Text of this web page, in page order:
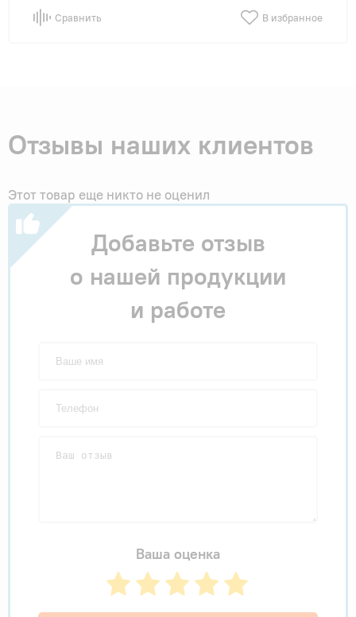
Сравнить В избранное
Отзывы наших клиентов
Этот товар еще никто не оценил
Добавьте отзыв
о нашей продукции
и работе
Ваша оценка